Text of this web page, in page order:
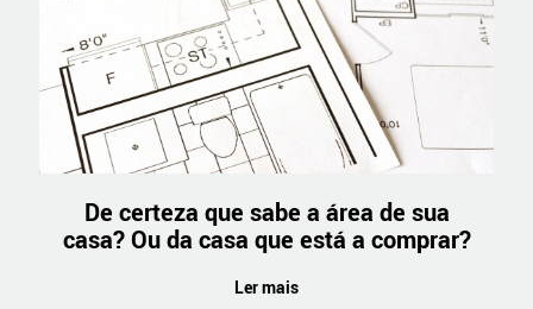
De certeza que sabe a área de sua
casa? Ou da casa que está a comprar?
Ler mais